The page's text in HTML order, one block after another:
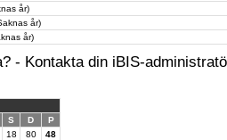
år)
år)
år)
- Kontakta din iBIS-
S D P
18 80
48